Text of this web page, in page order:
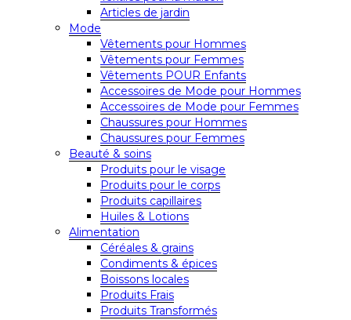
Articles de jardin
Mode
Vêtements pour Hommes
Vêtements pour Femmes
Vêtements POUR Enfants
Accessoires de Mode pour Hommes
Accessoires de Mode pour Femmes
Chaussures pour Hommes
Chaussures pour Femmes
Beauté & soins
Produits pour le visage
Produits pour le corps
Produits capillaires
Huiles & Lotions
Alimentation
Céréales & grains
Condiments & épices
Boissons locales
Produits Frais
Produits Transformés